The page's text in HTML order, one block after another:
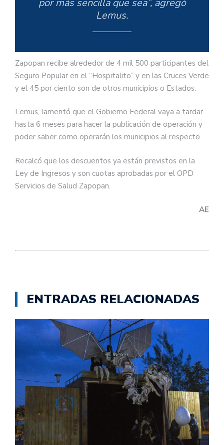
Lemus.
Zapopan recibe alrededor de 4 mil 500 participantes del
Seguro Popular en el “Hospitalito” y en las Cruces Verde
y el 45 por ciento son de otros municipios o Estados.
Lemus, lamentó que el Gobierno Federal vaya a tardar
hasta 6 meses para hacer la publicación de operación y
poder saber como operarán los municipios al respecto.
Recalcó que los descuentos ya están previstos en la
Ley de Ingresos y son cuotas aprobadas por el OPD
Servicios de Salud Zapopan.
AE
ENTRADAS RELACIONADAS